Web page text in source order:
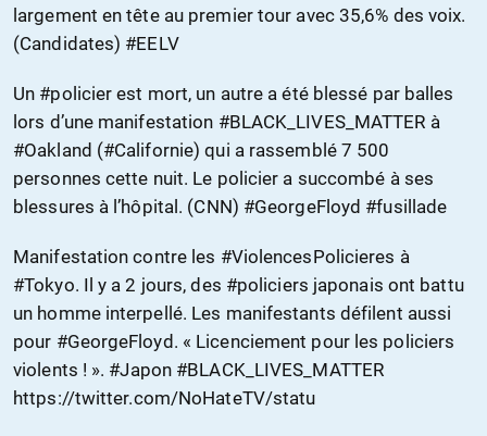
largement en tête au premier tour avec 35,6% des voix.
(Candidates) #EELV
Un #policier est mort, un autre a été blessé par balles
lors d’une manifestation #BLACK_LIVES_MATTER à
#Oakland (#Californie) qui a rassemblé 7 500
personnes cette nuit. Le policier a succombé à ses
blessures à l’hôpital. (CNN) #GeorgeFloyd #fusillade
Manifestation contre les #ViolencesPolicieres à
#Tokyo. Il y a 2 jours, des #policiers japonais ont battu
un homme interpellé. Les manifestants défilent aussi
pour #GeorgeFloyd. « Licenciement pour les policiers
violents ! ». #Japon #BLACK_LIVES_MATTER
https://twitter.com/NoHateTV/statu